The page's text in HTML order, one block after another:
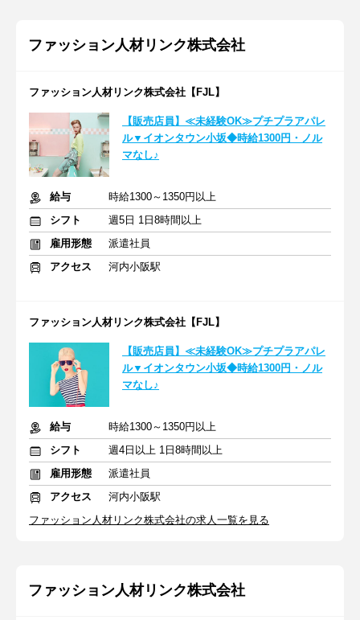
ファッション人材リンク株式会社
ファッション人材リンク株式会社【FJL】
【販売店員】≪未経験OK≫プチプラアパレ
ル▼イオンタウン小坂◆時給1300円・ノル
マなし♪
給与
時給1300～1350円以上
シフト
週5日 1日8時間以上
雇用形態
派遣社員
アクセス
河内小阪駅
ファッション人材リンク株式会社【FJL】
【販売店員】≪未経験OK≫プチプラアパレ
ル▼イオンタウン小坂◆時給1300円・ノル
マなし♪
給与
時給1300～1350円以上
シフト
週4日以上 1日8時間以上
雇用形態
派遣社員
アクセス
河内小阪駅
ファッション人材リンク株式会社の求人一覧を見る
ファッション人材リンク株式会社